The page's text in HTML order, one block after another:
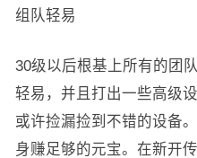
组队轻易
30级以后根基上所有的团
轻易，并且打出一些高级
或许捡漏捡到不错的设备
身赚足够的元宝。在新开